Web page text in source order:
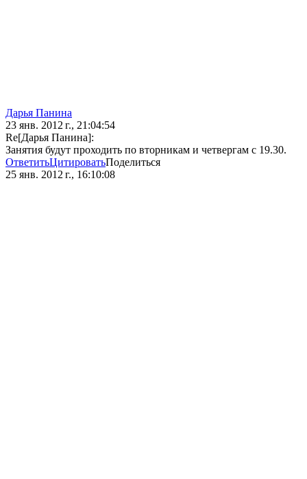
Дарья Панина
23 янв. 2012 г., 21:04:54
Re[Дарья Панина]:
Занятия будут проходить по вторникам и четвергам с 19.30.
ОтветитьЦитироватьПоделиться
25 янв. 2012 г., 16:10:08